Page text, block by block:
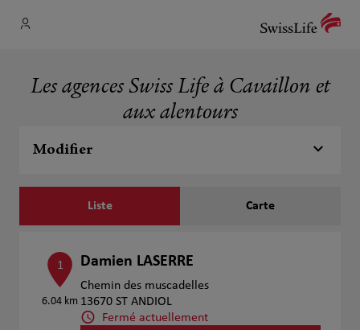
Les agences Swiss Life à Cavaillon et
aux alentours
Modifier
Liste Carte
1
6.04 km
Damien LASERRE
Chemin des muscadelles
13670 ST ANDIOL
Fermé actuellement